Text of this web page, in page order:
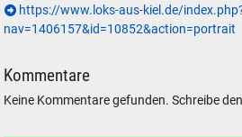
https://www.loks-aus-kiel.de/
nav=1406157&id=10852&action=portrait
Kommentare
Keine Kommentare gefunden. Schreibe